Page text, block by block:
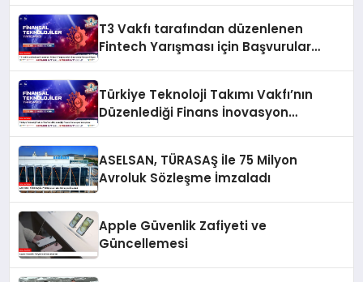
T3 Vakfı tarafından düzenlenen
Fintech Yarışması için Başvurular
Türkiye Teknoloji Takımı Vakfı’nın
Düzenlediği Finans İnovasyon
ASELSAN, TÜRASAŞ İle 75 Milyon
Avroluk Sözleşme İmzaladı
Apple Güvenlik Zafiyeti ve
Güncellemesi